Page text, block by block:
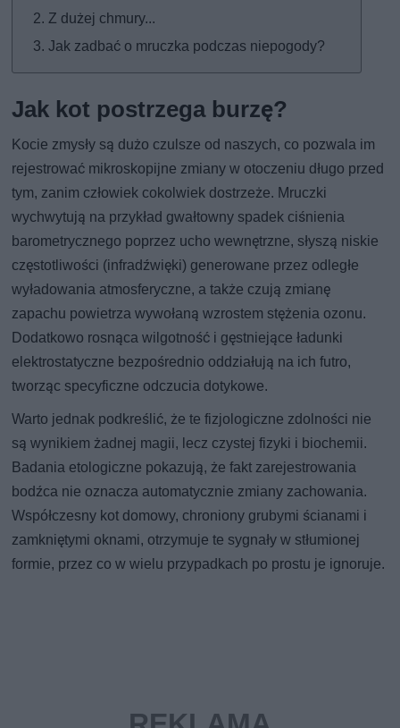
Z dużej chmury...
Jak zadbać o mruczka podczas niepogody?
Jak kot postrzega burzę?
Kocie zmysły są dużo czulsze od naszych, co pozwala im
rejestrować mikroskopijne zmiany w otoczeniu długo przed
tym, zanim człowiek cokolwiek dostrzeże. Mruczki
wychwytują na przykład gwałtowny spadek ciśnienia
barometrycznego poprzez ucho wewnętrzne, słyszą niskie
częstotliwości (infradźwięki) generowane przez odległe
wyładowania atmosferyczne, a także czują zmianę
zapachu powietrza wywołaną wzrostem stężenia ozonu.
Dodatkowo rosnąca wilgotność i gęstniejące ładunki
elektrostatyczne bezpośrednio oddziałują na ich futro,
tworząc specyficzne odczucia dotykowe.
Warto jednak podkreślić, że te fizjologiczne zdolności nie
są wynikiem żadnej magii, lecz czystej fizyki i biochemii.
Badania etologiczne pokazują, że fakt zarejestrowania
bodźca nie oznacza automatycznie zmiany zachowania.
Współczesny kot domowy, chroniony grubymi ścianami i
zamkniętymi oknami, otrzymuje te sygnały w stłumionej
formie, przez co w wielu przypadkach po prostu je ignoruje.